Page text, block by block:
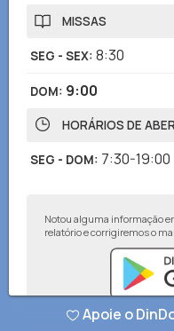
MISSAS
SEG - SEX: 8:30
DOM: 9:00
HORÁRIOS DE
SEG - DOM: 7:30-19:00
Notou alguma informação
relatório e corrigiremos o
Apoie o